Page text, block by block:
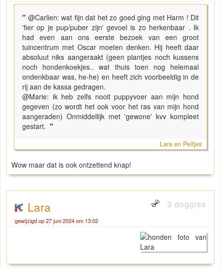
" @Carlien: wat fijn dat het zo goed ging met Harm ! Dit
'fier op je pup/puber zijn' gevoel is zo herkenbaar . Ik
had even aan ons eerste bezoek van een groot
tuincentrum met Oscar moeten denken. Hij heeft daar
absoluut niks aangeraakt (geen plantjes noch kussens
noch hondenkoekjes.. wat thuis toen nog helemaal
ondenkbaar was, he-he) en heeft zich voorbeeldig in de
rij aan de kassa gedragen.
@Marie: ik heb zelfs nooit puppyvoer aan mijn hond
gegeven (zo wordt het ook voor het ras van mijn hond
aangeraden) Onmiddellijk met 'gewone' kvv kompleet
gestart. "
Lara en Peitjes
Wow maar dat is ook ontzettend knap!
Lara 3 doggies
gewijzigd op 27 juni 2024 om 13:02